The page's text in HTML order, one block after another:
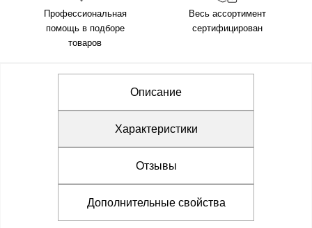
Профессиональная
помощь в подборе
товаров
Весь ассортимент
сертифицирован
Описание
Характеристики
Отзывы
Дополнительные свойства